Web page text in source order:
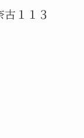
１１３